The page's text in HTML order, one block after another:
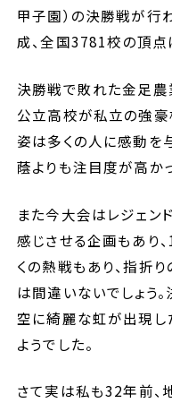
私たちにつ
セミナー
ブログ
採用情報
甲子園）の決勝戦が行
成、全国3781校の頂点
決勝戦で敗れた金足農
公立高校が私立の強豪
姿は多くの人に感動を
蔭よりも注目度が高か
また今大会はレジェン
感じさせる企画もあり、
くの熱戦もあり、指折
は間違いないでしょう
空に綺麗な虹が出現し
ようでした。
さて実は私も32年前、